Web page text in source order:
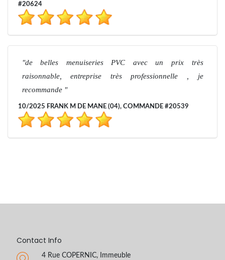
#20624
de belles menuiseries PVC avec un prix très
raisonnable, entreprise très professionnelle , je
recommande
10/2025 FRANK M DE MANE (04), COMMANDE #20539
Contact Info
4 Rue COPERNIC, Immeuble